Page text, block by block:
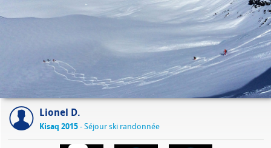
Lionel D.
Kisaq 2015- Séjour ski randonnée